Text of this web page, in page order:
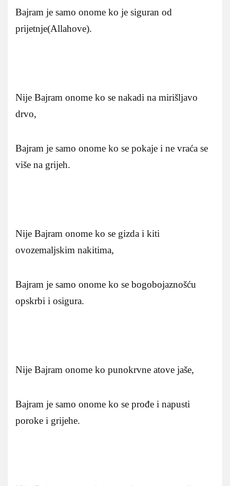
Bajram je samo onome ko je siguran od
prijetnje(Allahove).
Nije Bajram onome ko se nakadi na mirišljavo
drvo,
Bajram je samo onome ko se pokaje i ne vraća se
više na grijeh.
Nije Bajram onome ko se gizda i kiti
ovozemaljskim nakitima,
Bajram je samo onome ko se bogobojaznošću
opskrbi i osigura.
Nije Bajram onome ko punokrvne atove jaše,
Bajram je samo onome ko se prođe i napusti
poroke i grijehe.